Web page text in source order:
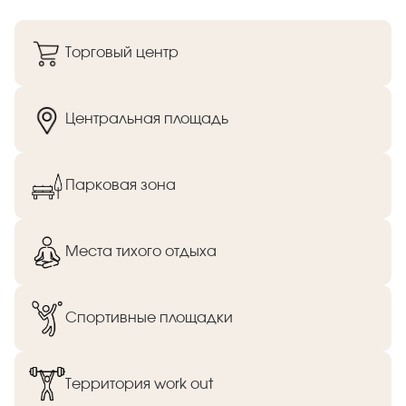
Торговый центр
Центральная площадь
Парковая зона
Места тихого отдыха
Спортивные площадки
Территория work out